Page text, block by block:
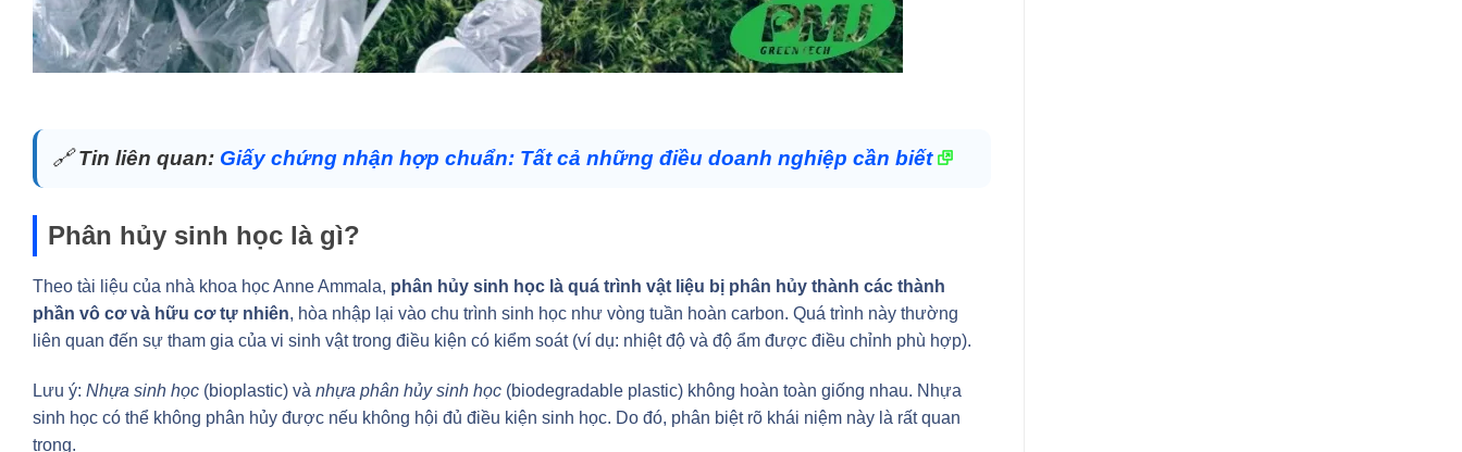
🔗Tin liên quan: Giấy chứng nhận hợp chuẩn: Tất cả những điều doanh nghiệp cần biết
Phân hủy sinh học là gì?
Theo tài liệu của nhà khoa học Anne Ammala, phân hủy sinh học là quá trình vật liệu bị phân hủy thành các thành
phần vô cơ và hữu cơ tự nhiên, hòa nhập lại vào chu trình sinh học như vòng tuần hoàn carbon. Quá trình này thường
liên quan đến sự tham gia của vi sinh vật trong điều kiện có kiểm soát (ví dụ: nhiệt độ và độ ẩm được điều chỉnh phù hợp).
Lưu ý: Nhựa sinh học (bioplastic) và nhựa phân hủy sinh học (biodegradable plastic) không hoàn toàn giống nhau. Nhựa
sinh học có thể không phân hủy được nếu không hội đủ điều kiện sinh học. Do đó, phân biệt rõ khái niệm này là rất quan
trọng.